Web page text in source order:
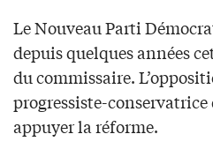
Le Nouveau Parti
depuis quelques années
du commissaire.
progressiste-
appuyer la réforme.